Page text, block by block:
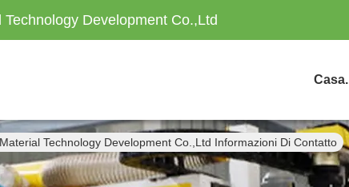
Development Co.,Ltd
Casa.
Technology Development Co.,Ltd Informazioni Di Contatto